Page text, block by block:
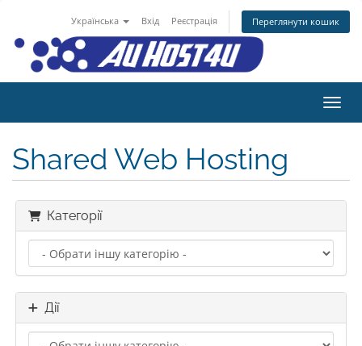
Українська Вхід Реєстрація Переглянути кошик
Shared Web Hosting
Категорії
Дії